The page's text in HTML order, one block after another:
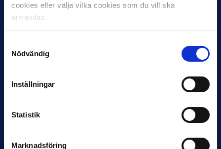
cookies eller välja vilka cookies som du vill ska
användas.
Nödvändig
Inställningar
Statistik
Marknadsföring
Samma vinnare som i…
11 JUNI
VM-spelare med förflutet i Allsvenskan
Bosnien & Hercegovina Armin Gigovic — Helsingborgs IF
Elfenbenskusten…